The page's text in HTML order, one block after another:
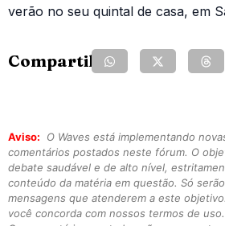
verão no seu quintal de casa, em
Compartilhe:
Aviso:
O Waves está implementando
comentários postados neste fórum. O
debate saudável e de alto nível,
conteúdo da matéria em questão. Só
mensagens que atenderem a este
você concorda com nossos termos de uso.